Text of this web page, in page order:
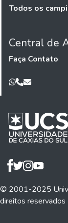
Todos os
Central de
Faça Contato
© 2001-2025
direitos reservados